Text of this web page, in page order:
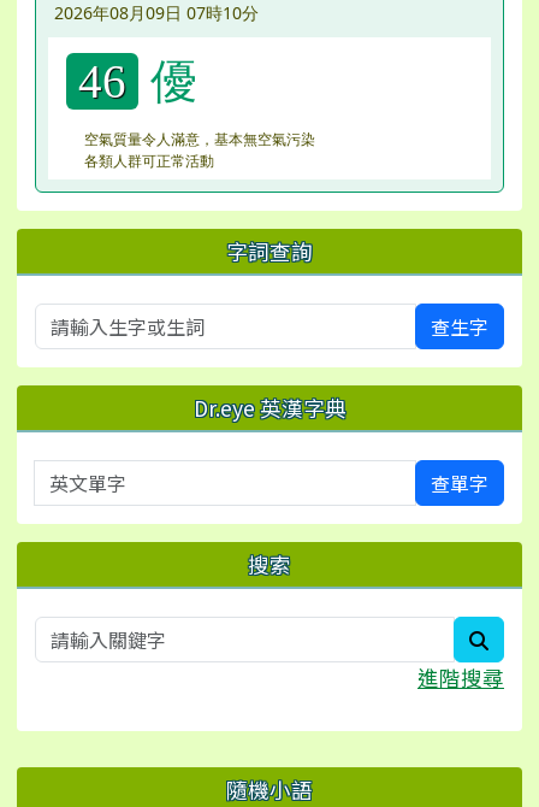
2026年08月09日 07時10分
46 優
空氣質量令人滿意，基本無空氣污染
各類人群可正常活動
字詞查詢
查生字
Dr.eye 英漢字典
英文單字 查單字
搜索
進階搜尋
右邊區域內容 隨機小語